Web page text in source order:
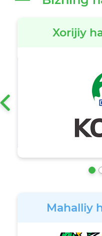
Xorijiy
‹
Mahalliy